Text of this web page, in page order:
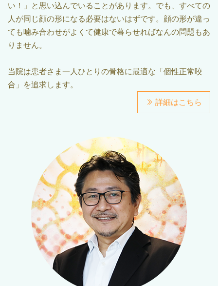
い！」と思い込んでいることがあります。でも、すべての
人が同じ顔の形になる必要はないはずです。顔の形が違っ
ても噛み合わせがよくて健康で暮らせればなんの問題もあ
りません。
当院は患者さま一人ひとりの骨格に最適な「個性正常咬
合」を追求します。
詳細はこちら